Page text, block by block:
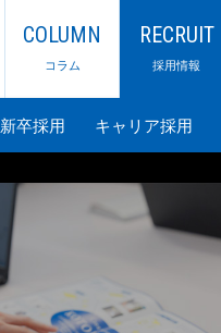
COLUMN
コラム
RECRUIT
採用情報
新卒採用 キャリア採用